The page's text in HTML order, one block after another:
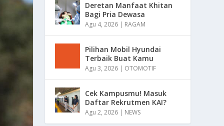
Deretan Manfaat Khitan
Bagi Pria Dewasa
Agu 4, 2026 | RAGAM
Pilihan Mobil Hyundai
Terbaik Buat Kamu
Agu 3, 2026 | OTOMOTIF
Cek Kampusmu! Masuk
Daftar Rekrutmen KAI?
Agu 2, 2026 | NEWS